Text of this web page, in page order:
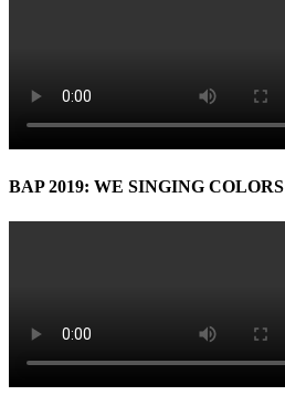
BAP 2019: WE SINGING COLORS